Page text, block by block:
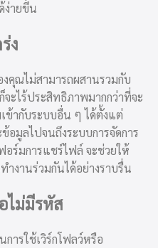
ง่ายขึ้น
ง
งคุณไม่สามารถผสานรวมกับ
ะไร้ประสิทธิภาพมากกว่าที่จะ
ข้ากับระบบอื่น ๆ ได้ตั้งแต่
อมูลไปจนถึงระบบการจัดการ
ร์มการแชร์ไฟล์ จะช่วยให้
ำงานร่วมกันได้อย่างราบรื่น
ไม่มีรหัส
ารใช้เวิร์กโฟลว์หรือ